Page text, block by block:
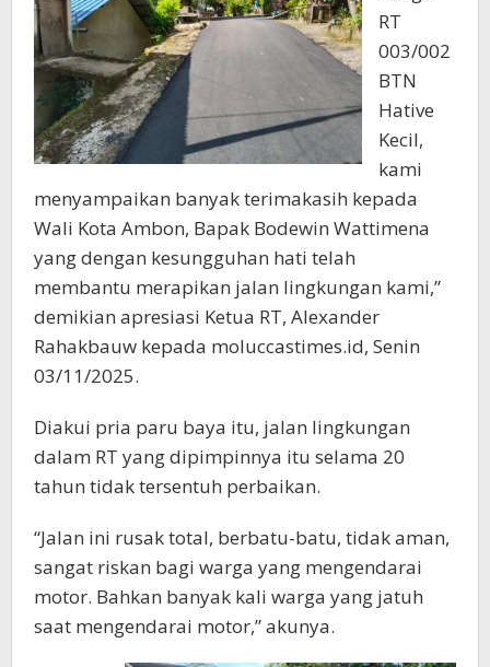
RT
003/002
BTN
Hative
Kecil,
kami
menyampaikan banyak terimakasih kepada
Wali Kota Ambon, Bapak Bodewin Wattimena
yang dengan kesungguhan hati telah
membantu merapikan jalan lingkungan kami,”
demikian apresiasi Ketua RT, Alexander
Rahakbauw kepada moluccastimes.id, Senin
03/11/2025.
Diakui pria paru baya itu, jalan lingkungan
dalam RT yang dipimpinnya itu selama 20
tahun tidak tersentuh perbaikan.
“Jalan ini rusak total, berbatu-batu, tidak aman,
sangat riskan bagi warga yang mengendarai
motor. Bahkan banyak kali warga yang jatuh
saat mengendarai motor,” akunya.